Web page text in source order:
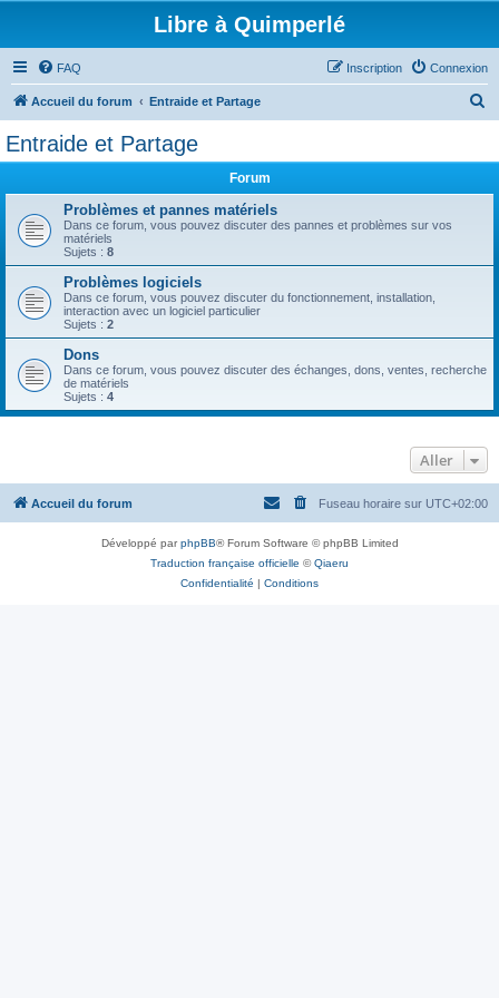
Libre à Quimperlé
FAQ Connexion
Inscription
Accueil du forum Entraide et Partage
r
Entraide et Partage
Forum
Problèmes et pannes matériels
Dans ce forum, vous pouvez discuter des pannes et problèmes sur vos
matériels
Sujets : 8
Problèmes logiciels
Dans ce forum, vous pouvez discuter du fonctionnement, installation,
interaction avec un logiciel particulier
Sujets : 2
Dons
Dans ce forum, vous pouvez discuter des échanges, dons, ventes, recherche
de matériels
Sujets : 4
Aller
Accueil du forum Fuseau horaire sur UTC+02:00
Développé parphpBB® Forum Software © phpBB Limited
Traduction française officielle ©Qiaeru
Confidentialité | Conditions